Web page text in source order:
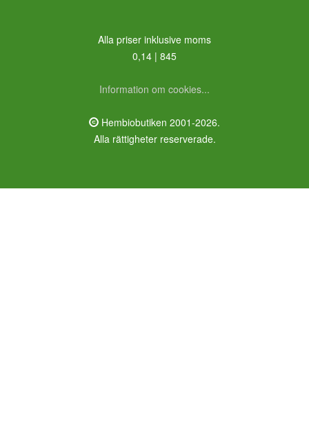
Alla priser inklusive moms
0,14 | 845
Information om cookies...
Hembiobutiken 2001-2026.
Alla rättigheter reserverade.